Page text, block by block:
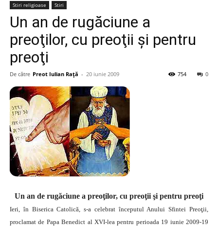
Stiri religioase Stiri
Un an de rugăciune a
preoţilor, cu preoţii şi pentru
preoţi
De către Preot Iulian Raţă - 20 iunie 2009 0
754
Un an de rugăciune a preoţilor, cu preoţii şi pentru preoţi
Ieri, în Biserica Catolică, s-a celebrat începutul Anului Sfintei Preoţii,
proclamat de Papa Benedict al XVI-lea pentru perioada 19 iunie 2009-19